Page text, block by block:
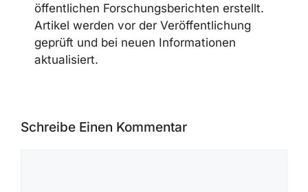
öffentlichen Forschungsberichten erstellt.
Artikel werden vor der Veröffentlichung
geprüft und bei neuen Informationen
aktualisiert.
Schreibe Einen Kommentar